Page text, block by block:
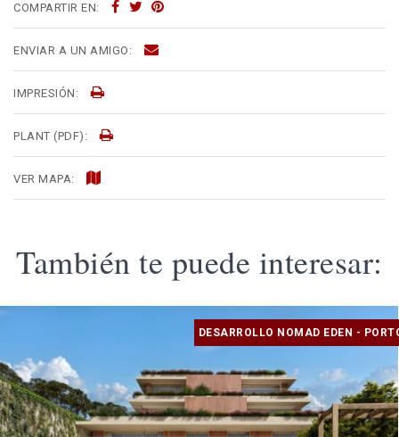
COMPARTIR EN:
ENVIAR A UN AMIGO:
IMPRESIÓN:
PLANT (PDF):
VER MAPA:
También te puede interesar:
DESARROLLO NOMAD EDEN -